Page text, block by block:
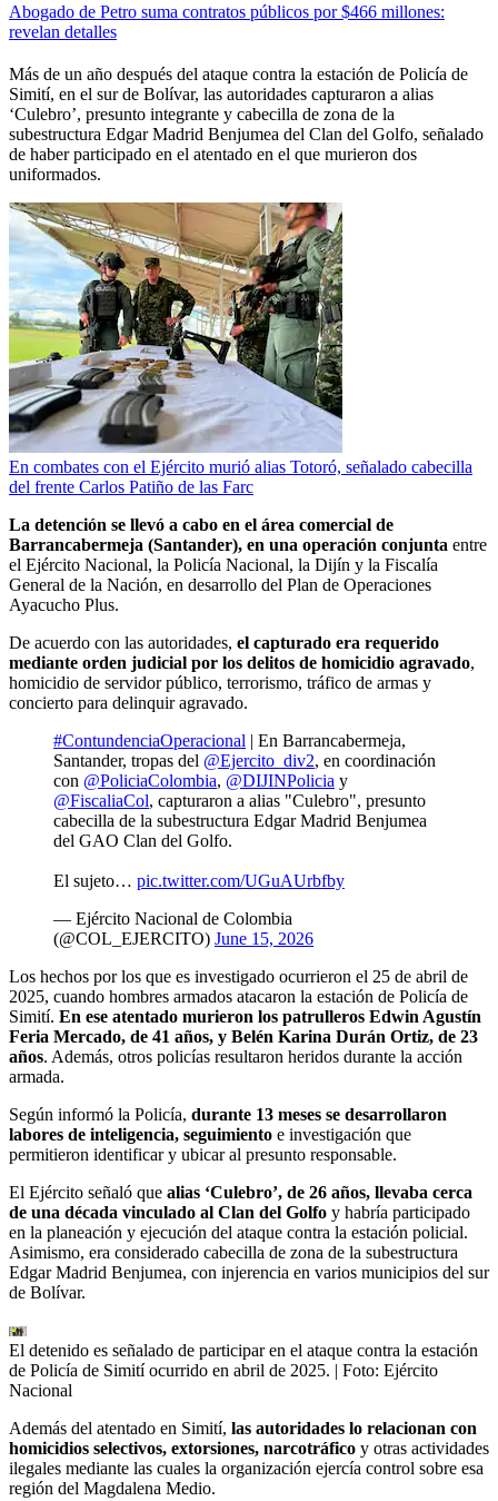
Abogado de Petro suma contratos públicos por $466 millones:
revelan detalles
Más de un año después del ataque contra la estación de Policía de
Simití, en el sur de Bolívar, las autoridades capturaron a alias
‘Culebro’, presunto integrante y cabecilla de zona de la
subestructura Edgar Madrid Benjumea del Clan del Golfo, señalado
de haber participado en el atentado en el que murieron dos
uniformados.
En combates con el Ejército murió alias Totoró, señalado cabecilla
del frente Carlos Patiño de las Farc
La detención se llevó a cabo en el área comercial de
Barrancabermeja (Santander), en una operación conjunta entre
el Ejército Nacional, la Policía Nacional, la Dijín y la Fiscalía
General de la Nación, en desarrollo del Plan de Operaciones
Ayacucho Plus.
De acuerdo con las autoridades, el capturado era requerido
mediante orden judicial por los delitos de homicidio agravado,
homicidio de servidor público, terrorismo, tráfico de armas y
concierto para delinquir agravado.
#ContundenciaOperacional | En Barrancabermeja,
Santander, tropas del @Ejercito_div2, en coordinación
con @PoliciaColombia, @DIJINPolicia y
@FiscaliaCol, capturaron a alias "Culebro", presunto
cabecilla de la subestructura Edgar Madrid Benjumea
del GAO Clan del Golfo.
El sujeto… pic.twitter.com/UGuAUrbfby
— Ejército Nacional de Colombia
(@COL_EJERCITO) June 15, 2026
Los hechos por los que es investigado ocurrieron el 25 de abril de
2025, cuando hombres armados atacaron la estación de Policía de
Simití. En ese atentado murieron los patrulleros Edwin Agustín
Feria Mercado, de 41 años, y Belén Karina Durán Ortiz, de 23
años. Además, otros policías resultaron heridos durante la acción
armada.
Según informó la Policía, durante 13 meses se desarrollaron
labores de inteligencia, seguimiento e investigación que
permitieron identificar y ubicar al presunto responsable.
El Ejército señaló que alias ‘Culebro’, de 26 años, llevaba cerca
de una década vinculado al Clan del Golfo y habría participado
en la planeación y ejecución del ataque contra la estación policial.
Asimismo, era considerado cabecilla de zona de la subestructura
Edgar Madrid Benjumea, con injerencia en varios municipios del sur
de Bolívar.
El detenido es señalado de participar en el ataque contra la estación
de Policía de Simití ocurrido en abril de 2025. | Foto: Ejército
Nacional
Además del atentado en Simití, las autoridades lo relacionan con
homicidios selectivos, extorsiones, narcotráfico y otras actividades
ilegales mediante las cuales la organización ejercía control sobre esa
región del Magdalena Medio.